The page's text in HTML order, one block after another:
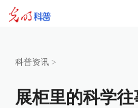
科普资讯 >
展柜里的科学